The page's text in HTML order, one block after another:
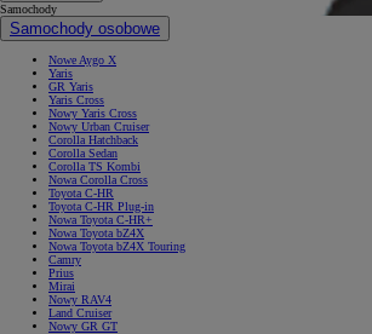
Samochody
Samochody osobowe
Nowe Aygo X
Yaris
GR Yaris
Yaris Cross
Nowy Yaris Cross
Nowy Urban Cruiser
Corolla Hatchback
Corolla Sedan
Corolla TS Kombi
Nowa Corolla Cross
Toyota C-HR
Toyota C-HR Plug-in
Nowa Toyota C-HR+
Nowa Toyota bZ4X
Nowa Toyota bZ4X Touring
Camry
Prius
Mirai
Nowy RAV4
Land Cruiser
Nowy GR GT